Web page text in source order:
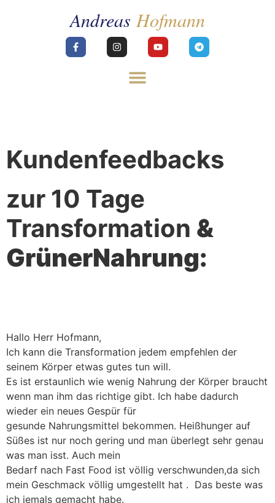
Kundenfeedbacks
zur 10 Tage
Transformation &
GrünerNahrung:
Hallo Herr Hofmann,
Ich kann die Transformation jedem empfehlen der
seinem Körper etwas gutes tun will.
Es ist erstaunlich wie wenig Nahrung der Körper braucht
wenn man ihm das richtige gibt. Ich habe dadurch
wieder ein neues Gespür für
gesunde Nahrungsmittel bekommen. Heißhunger auf
Süßes ist nur noch gering und man überlegt sehr genau
was man isst. Auch mein
Bedarf nach Fast Food ist völlig verschwunden,da sich
mein Geschmack völlig umgestellt hat . Das beste was
ich jemals gemacht habe.